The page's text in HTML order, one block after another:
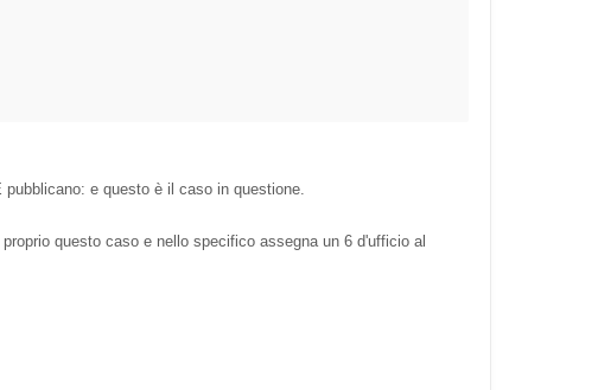
e questo è il caso in questione.
questo caso e nello specifico assegna un 6 d'ufficio al